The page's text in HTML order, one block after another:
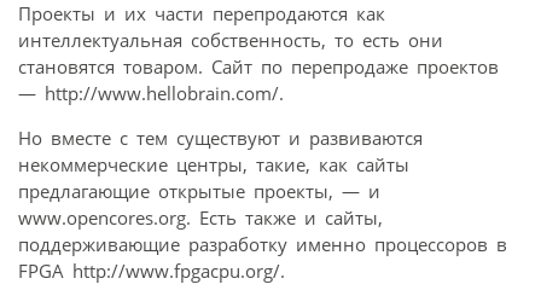
Проекты и их части перепродаются как
интеллектуальная собственность, то есть они
становятся товаром. Сайт по перепродаже проектов
— http://www.hellobrain.com/.
Но вместе с тем существуют и развиваются
некоммерческие центры, такие, как сайты
предлагающие открытые проекты, — и
www.opencores.org. Есть также и сайты,
поддерживающие разработку именно процессоров в
FPGA http://www.fpgacpu.org/.